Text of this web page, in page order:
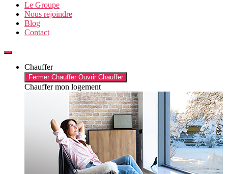
Le Groupe
Nous rejoindre
Blog
Contact
Chauffer
Fermer Chauffer Ouvrir Chauffer
Chauffer mon logement